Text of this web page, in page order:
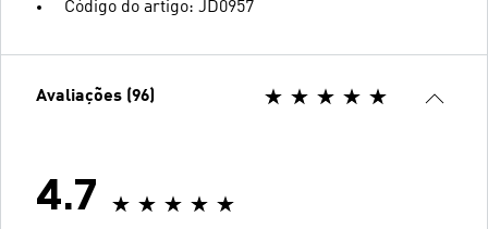
Código do artigo: JD0957
Avaliações (96)
4.7